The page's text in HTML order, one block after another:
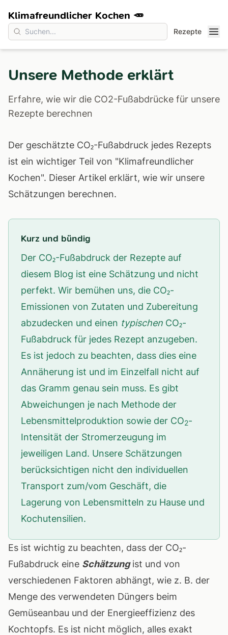
Rezepte
Klimafreundlicher Kochen 🥕
Unsere Methode erklärt
Erfahre, wie wir die CO2-Fußabdrücke für unsere
Rezepte berechnen
Der geschätzte CO₂-Fußabdruck jedes Rezepts
ist ein wichtiger Teil von "Klimafreundlicher
Kochen". Dieser Artikel erklärt, wie wir unsere
Schätzungen berechnen.
Kurz und bündig
Der CO₂-Fußabdruck der Rezepte auf
diesem Blog ist eine Schätzung und nicht
perfekt. Wir bemühen uns, die CO₂-
Emissionen von Zutaten und Zubereitung
abzudecken und einen typischen CO₂-
Fußabdruck für jedes Rezept anzugeben.
Es ist jedoch zu beachten, dass dies eine
Annäherung ist und im Einzelfall nicht auf
das Gramm genau sein muss. Es gibt
Abweichungen je nach Methode der
Lebensmittelproduktion sowie der CO2-
Intensität der Stromerzeugung im
jeweiligen Land. Unsere Schätzungen
berücksichtigen nicht den individuellen
Transport zum/vom Geschäft, die
Lagerung von Lebensmitteln zu Hause und
Kochutensilien.
Es ist wichtig zu beachten, dass der CO₂-
Fußabdruck eine Schätzungist und von
verschiedenen Faktoren abhängt, wie z. B. der
Menge des verwendeten Düngers beim
Gemüseanbau und der Energieeffizienz des
Kochtopfs. Es ist nicht möglich, alles exakt